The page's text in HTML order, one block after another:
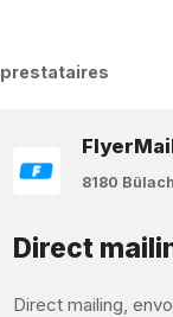
prestataires
8180 Bülach
Direct
Direct mailing,